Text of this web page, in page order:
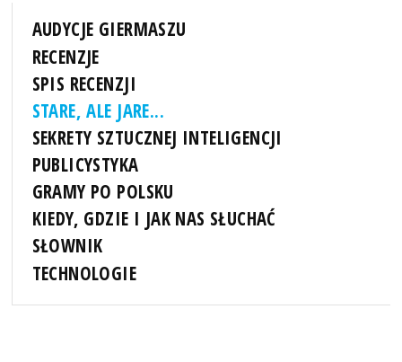
AUDYCJE GIERMASZU
RECENZJE
SPIS RECENZJI
STARE, ALE JARE...
SEKRETY SZTUCZNEJ INTELIGENCJI
PUBLICYSTYKA
GRAMY PO POLSKU
KIEDY, GDZIE I JAK NAS SŁUCHAĆ
SŁOWNIK
TECHNOLOGIE